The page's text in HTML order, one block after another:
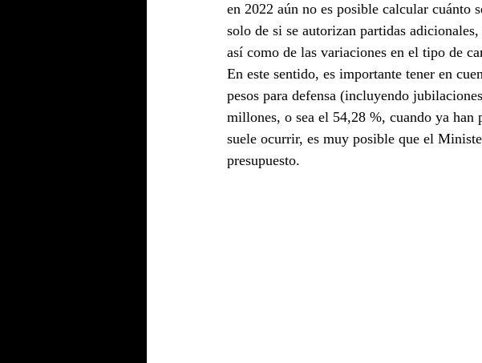
en 2022 aún no es posible calcular cuánto
solo de si se autorizan partidas
así como de las variaciones en el tipo de
En este sentido, es importante tener en
pesos para defensa (incluyendo
millones, o sea el 54,28 %, cuando ya han
suele ocurrir, es muy posible que el
presupuesto.